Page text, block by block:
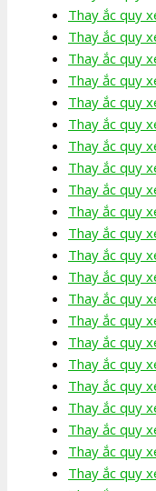
Thay ắc quy
Thay ắc quy
Thay ắc quy
Thay ắc quy
Thay ắc quy
Thay ắc quy
Thay ắc quy
Thay ắc quy
Thay ắc quy
Thay ắc quy
Thay ắc quy
Thay ắc quy
Thay ắc quy
Thay ắc quy
Thay ắc quy
Thay ắc quy
Thay ắc quy
Thay ắc quy
Thay ắc quy
Thay ắc quy
Thay ắc quy
Thay ắc quy